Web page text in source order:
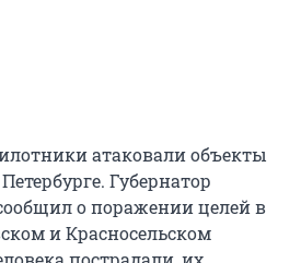
атаковали объекты
Губернатор
о поражении целей в
и Красносельском